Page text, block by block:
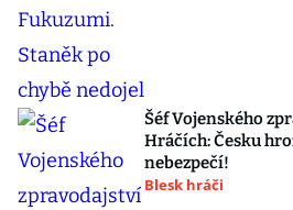
Šéf Vojenského
Hráčích: Česku
nebezpečí!
Blesk hráči